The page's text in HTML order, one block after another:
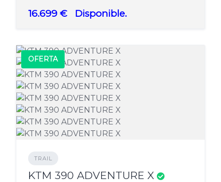
16.699 € Disponible.
OFERTA
TRAIL
KTM 390 ADVENTURE X